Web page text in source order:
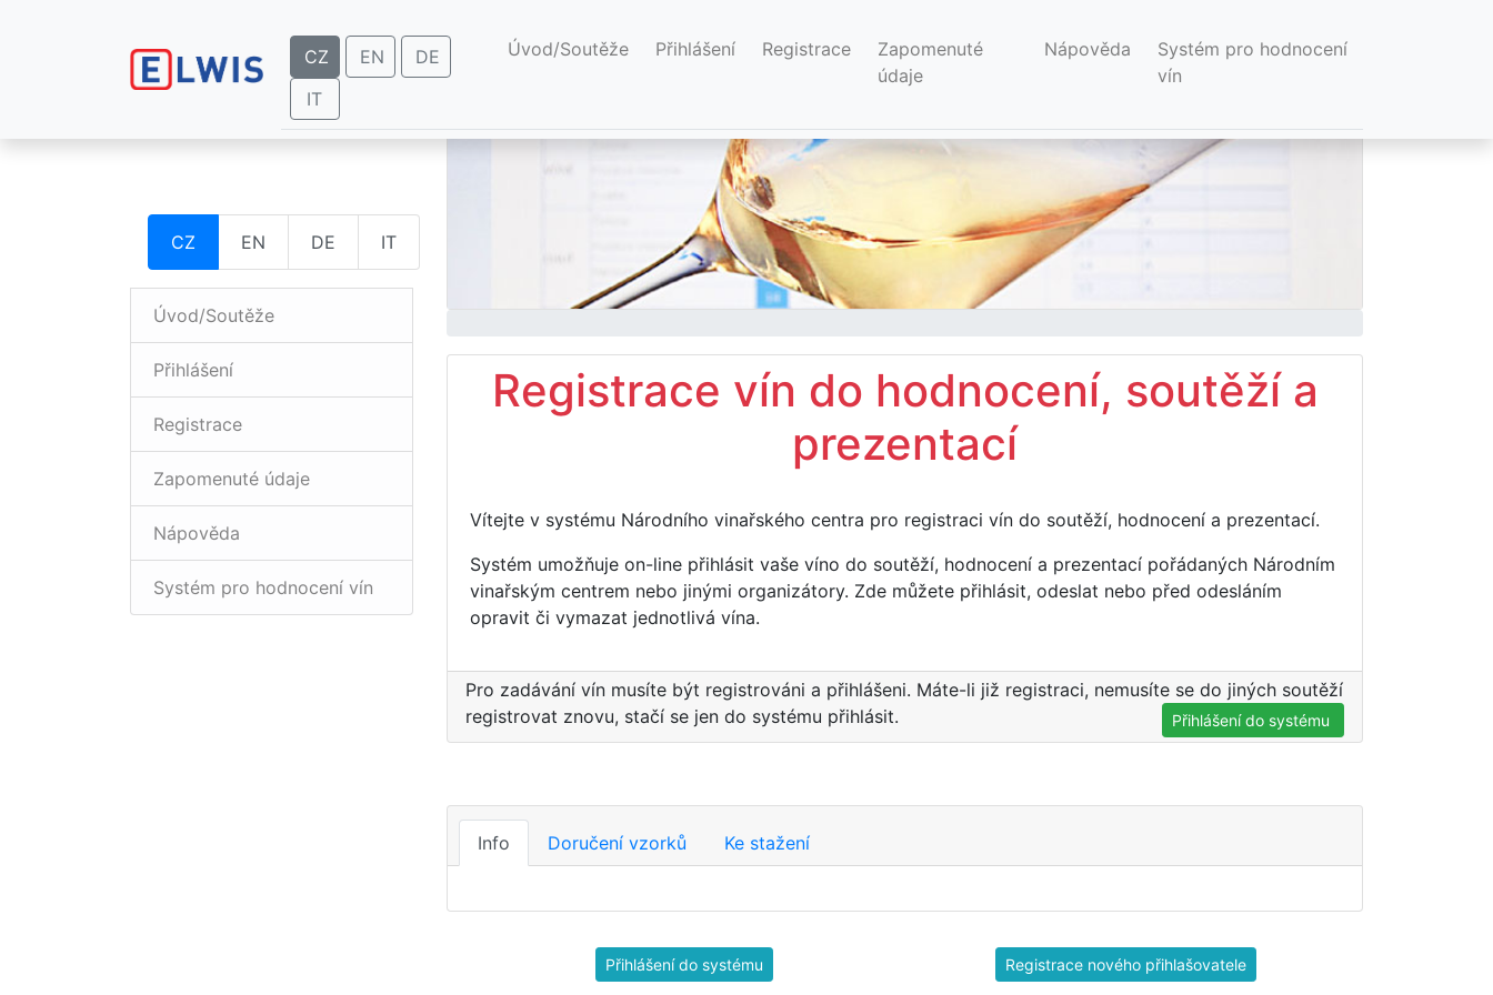
CZ EN
DE
IT
Úvod/Soutěže(current)
Přihlášení Registrace
Zapomenuté
údaje
Nápověda
Systém pro hodnocení
vín
CZ EN DE IT
Úvod/Soutěže
Přihlášení
Registrace
Zapomenuté údaje
Nápověda
Systém pro hodnocení vín
Registrace vín do hodnocení, soutěží a
prezentací
Vítejte v systému Národního vinařského centra pro registraci vín do soutěží, hodnocení a prezentací.
Systém umožňuje on-line přihlásit vaše víno do soutěží, hodnocení a prezentací pořádaných Národním
vinařským centrem nebo jinými organizátory. Zde můžete přihlásit, odeslat nebo před odesláním
opravit či vymazat jednotlivá vína.
Pro zadávání vín musíte být registrováni a přihlášeni. Máte-li již registraci, nemusíte se do jiných soutěží
registrovat znovu, stačí se jen do systému přihlásit.
Přihlášení do systému
Info Doručení vzorků Ke stažení
Přihlášení do systému Registrace nového přihlašovatele